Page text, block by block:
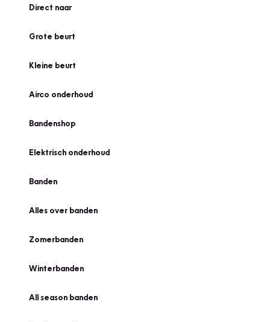
Direct naar
Grote beurt
Kleine beurt
Airco onderhoud
Bandenshop
Elektrisch onderhoud
Banden
Alles over banden
Zomerbanden
Winterbanden
All season banden